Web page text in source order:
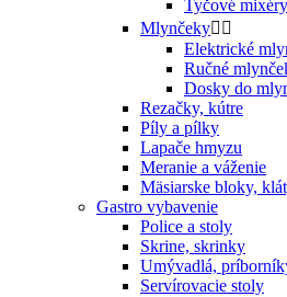
Tyčové mixéry
Mlynčeky 
Elektrické
Ručné
Dosky do
Rezačky, kútre
Píly a pílky
Lapače hmyzu
Meranie a váženie
Mäsiarske bloky,
Gastro vybavenie
Police a stoly
Skrine, skrinky
Umývadlá,
Servírovacie stoly